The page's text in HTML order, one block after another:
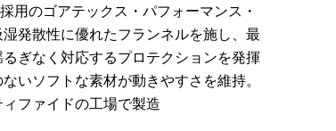
用のゴアテックス・パフォーマンス・
発散性に優れたフランネルを施し、最
ぎなく対応するプロテクションを発揮
いソフトな素材が動きやすさを維持。
ファイドの工場で製造